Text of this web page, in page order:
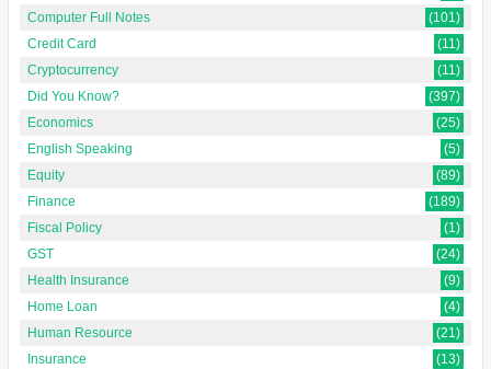
Computer Full Notes
(101)
Credit Card
(11)
Cryptocurrency
(11)
Did You Know?
(397)
Economics
(25)
English Speaking
(5)
Equity
(89)
Finance
(189)
Fiscal Policy
(1)
GST
(24)
Health Insurance
(9)
Home Loan
(4)
Human Resource
(21)
Insurance
(13)